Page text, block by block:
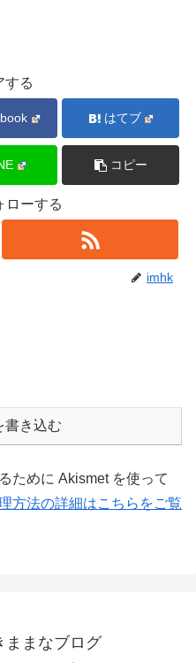
する
はてブ
コピー
ローする
imhk
書き込む
ために Akismet を使って
方法の詳細はこちらをご覧
ままなブログ